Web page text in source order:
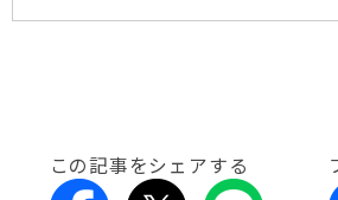
この記事をシェアする